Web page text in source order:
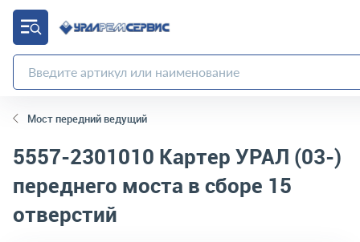
Мост передний ведущий
5557-2301010 Картер УРАЛ (03-)
переднего моста в сборе 15
отверстий